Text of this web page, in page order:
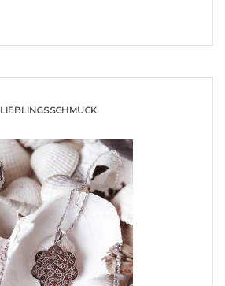
LIEBLINGSSCHMUCK